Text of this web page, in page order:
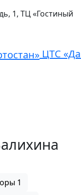
1, ТЦ «Гостиный
ЦТС
1